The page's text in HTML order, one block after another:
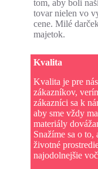
tom, aby boli
tovar nielen vo
cene. Milé
majetok.
Kvalita
Kvalita je pre
zákazníkov,
zákazníci sa k
aby sme vždy
materiály
Snažíme sa o
životné
najodolnejšie